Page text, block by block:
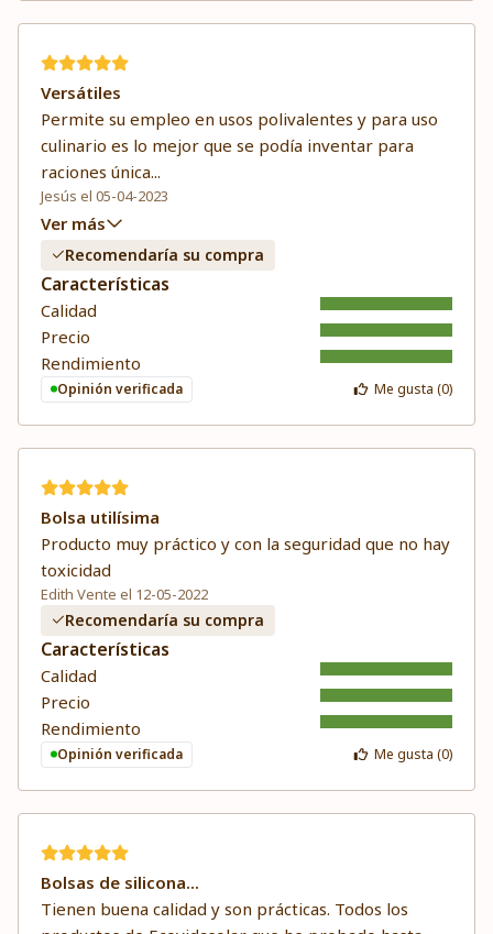
Versátiles
Permite su empleo en usos polivalentes y para uso
culinario es lo mejor que se podía inventar para
raciones única...
Jesús el 05-04-2023
Ver más
Recomendaría su compra
Características
Calidad
Precio
Rendimiento
Opinión verificada Me gusta (0)
Bolsa utilísima
Producto muy práctico y con la seguridad que no hay
toxicidad
Edith Vente el 12-05-2022
Recomendaría su compra
Características
Calidad
Precio
Rendimiento
Opinión verificada Me gusta (0)
Bolsas de silicona...
Tienen buena calidad y son prácticas. Todos los